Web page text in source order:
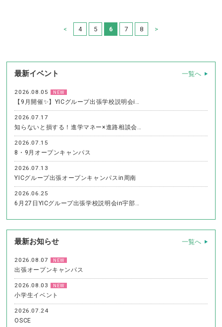
< 4 5 6 7 8 >
最新イベント 一覧へ
2026.08.05 NEW
【9月開催✨】YICグループ出張学校説明会i…
2026.07.17
知らないと損する！進学マネー×進路相談会…
2026.07.15
8・9月オープンキャンパス
2026.07.13
YICグループ出張オープンキャンパスin周南
2026.06.25
6月27日YICグループ出張学校説明会in宇部…
最新お知らせ 一覧へ
2026.08.07 NEW
出張オープンキャンパス
2026.08.03 NEW
小学生イベント
2026.07.24
OSCE